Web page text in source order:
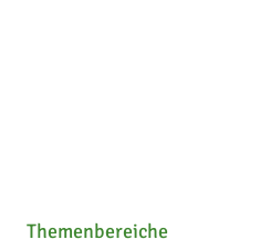
Themenbereiche